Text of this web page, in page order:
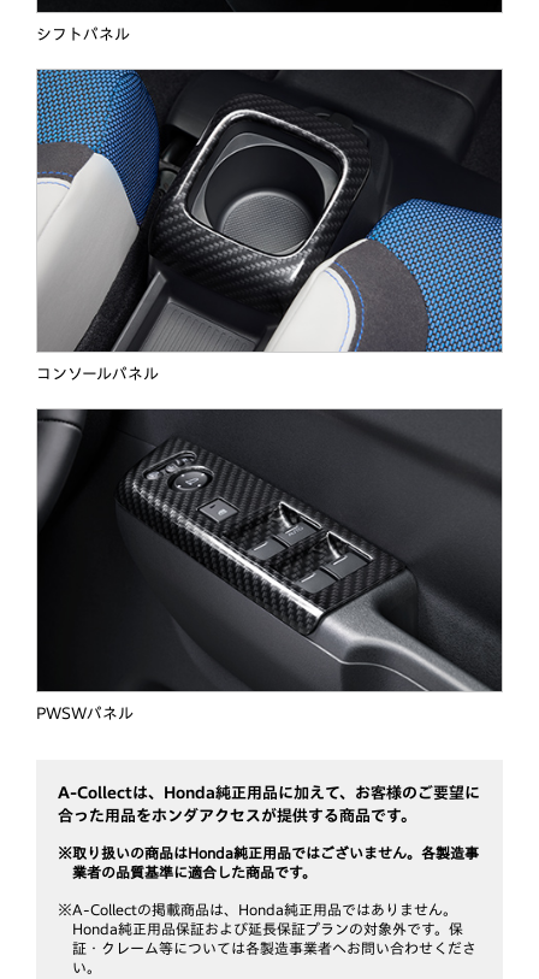
シフトパネル
コンソールパネル
PWSWパネル
A-Collectは、Honda純正用品に加えて、 お客様のご要望に
合った用品をホンダアクセスが提供する商品です。
※取り扱いの商品はHonda純正用品ではございません。各製造事
業者の品質基準に適合した商品です。
※A-Collectの掲載商品は、Honda純正用品ではありません。
Honda純正用品保証および延長保証プランの対象外です。保
証・クレーム等については各製造事業者へお問い合わせくださ
い。